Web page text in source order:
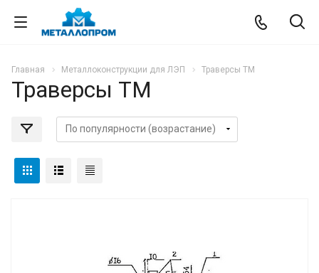
Главная Металлоконструкции для ЛЭП Траверсы ТМ
Траверсы ТМ